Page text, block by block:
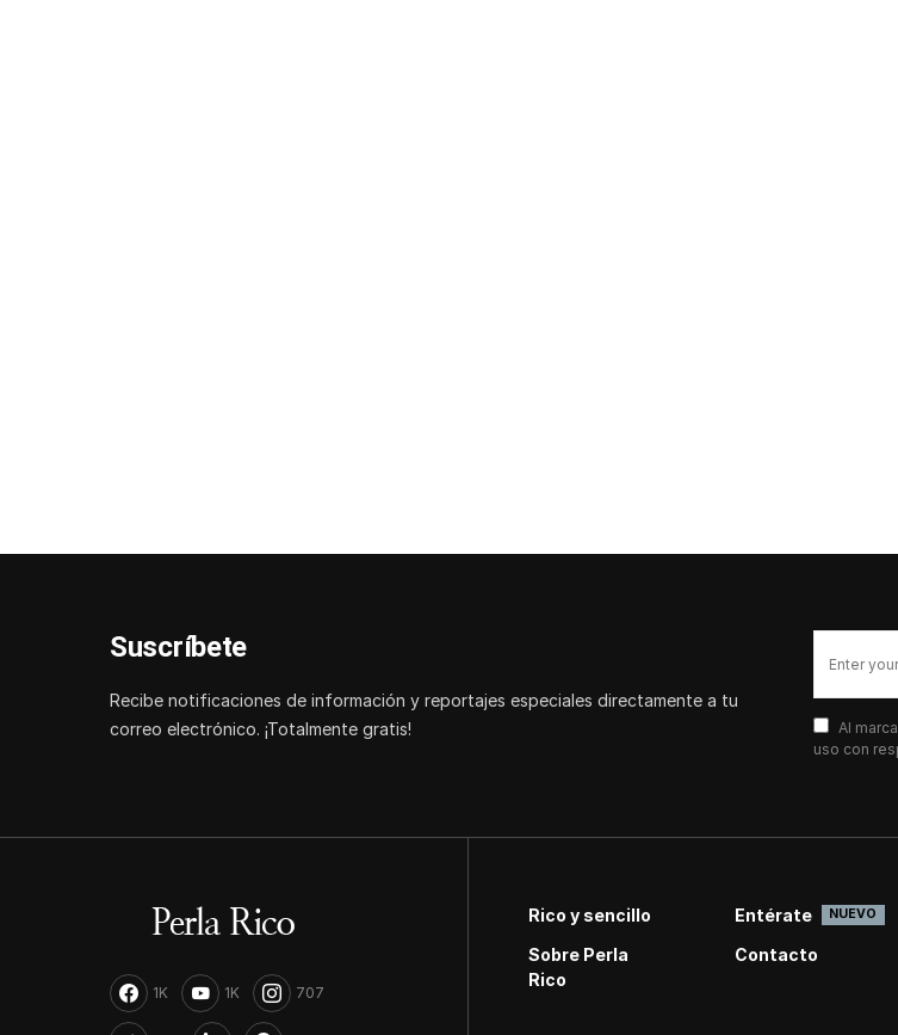
Suscríbete
Recibe notificaciones de información y reportajes especiales directamente a tu
correo electrónico. ¡Totalmente gratis!
Al
uso con
1K 1K 707
Rico y sencillo Entérate NUEVO
Sobre Perla
Rico
Contacto